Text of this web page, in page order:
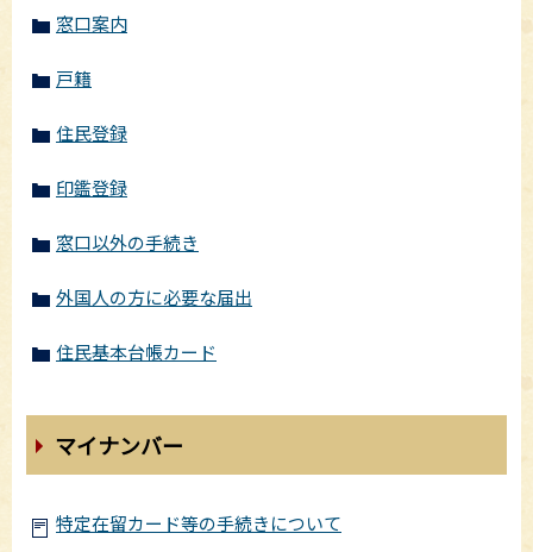
窓口案内
戸籍
住民登録
印鑑登録
窓口以外の手続き
外国人の方に必要な届出
住民基本台帳カード
マイナンバー
特定在留カード等の手続きについて